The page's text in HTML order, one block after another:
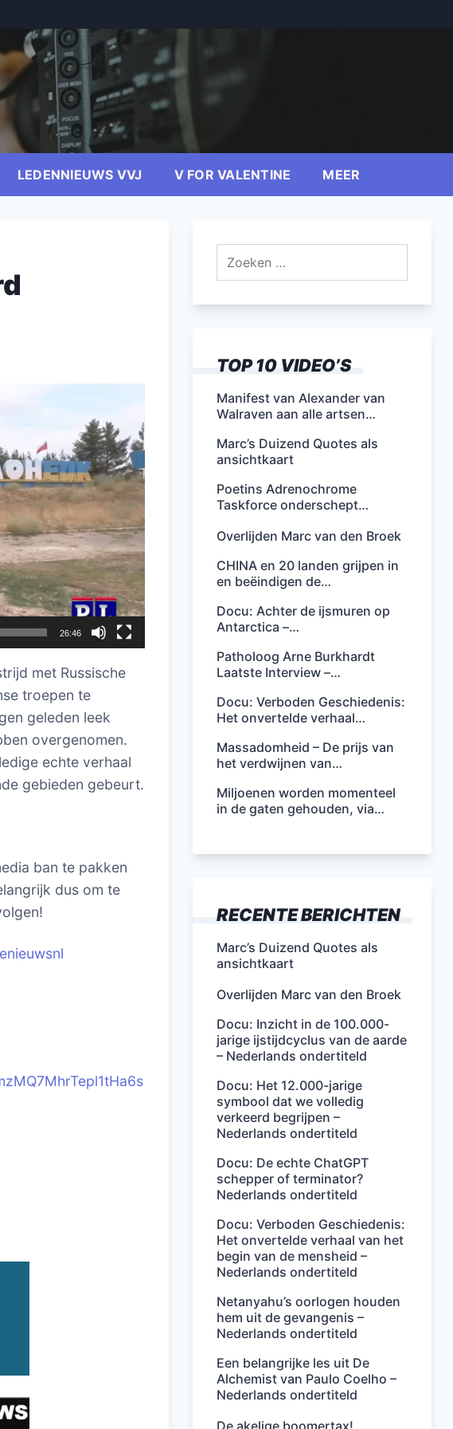
LEDENNIEUWS VVJ V FOR VALENTINE MEER
26:46
met Russische
troepen te
geleden leek
overgenomen.
echte verhaal
gebieden gebeurt.
ban te pakken
dus om te
TOP 10 VIDEO’S
Manifest van Alexander van
Walraven aan alle artsen…
Marc’s Duizend Quotes als
ansichtkaart
Poetins Adrenochrome
Taskforce onderschept…
Overlijden Marc van den Broek
CHINA en 20 landen grijpen in
en beëindigen de…
Docu: Achter de ijsmuren op
Antarctica –…
Patholoog Arne Burkhardt
Laatste Interview –…
Docu: Verboden Geschiedenis:
Het onvertelde verhaal…
Massadomheid – De prijs van
het verdwijnen van…
Miljoenen worden momenteel
in de gaten gehouden, via…
RECENTE BERICHTEN
Marc’s Duizend Quotes als
ansichtkaart
Overlijden Marc van den Broek
Docu: Inzicht in de 100.000-
jarige ijstijdcyclus van de aarde
– Nederlands ondertiteld
Docu: Het 12.000-jarige
symbool dat we volledig
verkeerd begrijpen –
Nederlands ondertiteld
Docu: De echte ChatGPT
schepper of terminator?
Nederlands ondertiteld
Docu: Verboden Geschiedenis:
Het onvertelde verhaal van het
begin van de mensheid –
Nederlands ondertiteld
Netanyahu’s oorlogen houden
hem uit de gevangenis –
Nederlands ondertiteld
Een belangrijke les uit De
Alchemist van Paulo Coelho –
Nederlands ondertiteld
De akelige boomertax!